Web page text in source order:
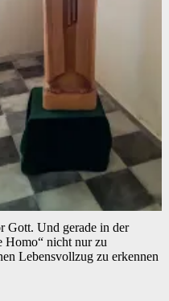
Gott. Und gerade in der
Homo“ nicht nur zu
Lebensvollzug zu erkennen